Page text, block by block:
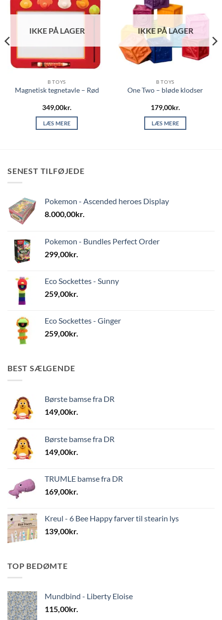
IKKE PÅ LAGER
B TOYS
Magnetisk tegnetavle – Rød
349,00kr.
LÆS MERE
IKKE PÅ LAGER
B TOYS
One Two – bløde klodser
179,00kr.
LÆS MERE
SENEST TILFØJEDE
Pokemon - Ascended heroes Display
8.000,00kr.
Pokemon - Bundles Perfect Order
299,00kr.
Eco Sockettes - Sunny
259,00kr.
Eco Sockettes - Ginger
259,00kr.
BEST SÆLGENDE
Børste bamse fra DR
149,00kr.
Børste bamse fra DR
149,00kr.
TRUMLE bamse fra DR
169,00kr.
Kreul - 6 Bee Happy farver til stearin lys
139,00kr.
TOP BEDØMTE
Mundbind - Liberty Eloise
115,00kr.